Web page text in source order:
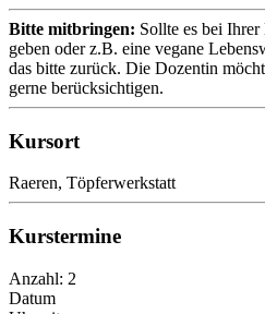
Bitte mitbringen: Sollte es bei
geben oder z.B. eine vegane
das bitte zurück. Die Dozentin
gerne berücksichtigen.
Kursort
Raeren, Töpferwerkstatt
Kurstermine
Anzahl: 2
Datum